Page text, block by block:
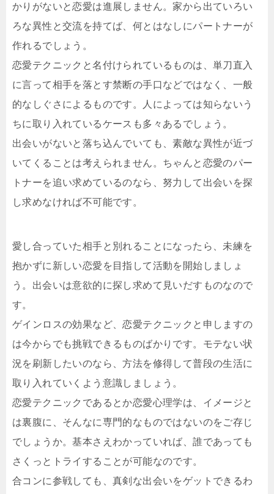
かりがないと恋愛は進展しません。家から出ていろい
ろな異性と交流を持てば、何とはなしにパートナーが
作れるでしょう。
恋愛テクニックと名付けられているものは、単刀直入
に言って相手を落とす禁断の手口などではなく、一般
的なしぐさによるものです。人によっては知らないう
ちに取り入れているケースも多々あるでしょう。
出会いがないと落ち込んでいても、素敵な異性が近づ
いてくることは考えられません。ちゃんと恋愛のパー
トナーを追い求めているのなら、努力して出会いを探
し求めなければ不可能です。
愛し合っていた相手と別れることになったら、未練を
抱かずに新しい恋愛を目指して活動を開始しましょ
う。出会いは意欲的に探し求めて見いだすものなので
す。
ゲインロスの効果など、恋愛テクニックと申しますの
は今からでも挑戦できるものばかりです。モテない状
況を刷新したいのなら、方法を修得して普段の生活に
取り入れていくよう意識しましょう。
恋愛テクニックであるとか恋愛心理学は、イメージと
は裏腹に、そんなに専門的なものではないのをご存じ
でしょうか。基本さえわかっていれば、誰であっても
さくっとトライすることが可能なのです。
合コンに参戦しても、真剣な出会いをゲットできるわ